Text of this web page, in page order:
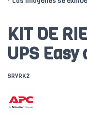
KIT DE
UPS Easy
SRVRK2